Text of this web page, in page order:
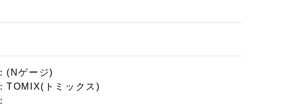
：(Nゲージ)
：TOMIX(トミックス)
：